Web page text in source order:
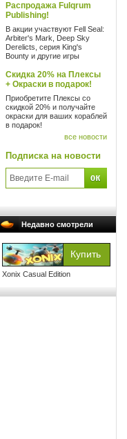
Распродажа Fulqrum
Publishing!
В акции участвуют Fell Seal:
Arbiter's Mark, Deep Sky
Derelicts, серия King's
Bounty и другие игры
Скидка 20% на Плексы
+ Окраски в подарок!
Приобретите Плексы со
скидкой 20% и получайте
окраски для ваших кораблей
в подарок!
все новости
Подписка на новости
Недавно смотрели
Xonix Casual Edition